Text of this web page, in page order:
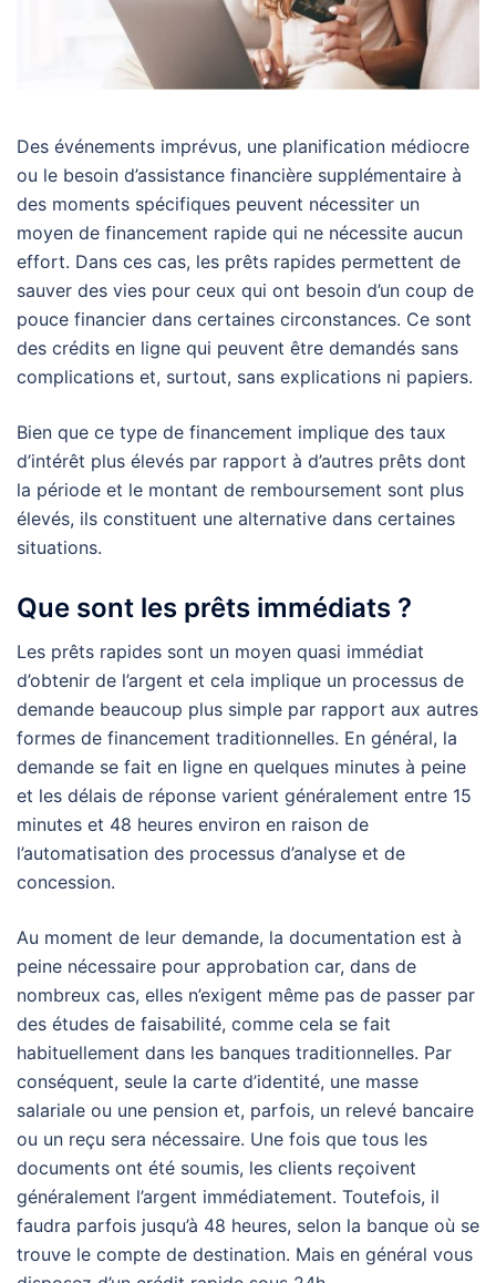
Des événements imprévus, une planification médiocre
ou le besoin d’assistance financière supplémentaire à
des moments spécifiques peuvent nécessiter un
moyen de financement rapide qui ne nécessite aucun
effort. Dans ces cas, les prêts rapides permettent de
sauver des vies pour ceux qui ont besoin d’un coup de
pouce financier dans certaines circonstances. Ce sont
des crédits en ligne qui peuvent être demandés sans
complications et, surtout, sans explications ni papiers.
Bien que ce type de financement implique des taux
d’intérêt plus élevés par rapport à d’autres prêts dont
la période et le montant de remboursement sont plus
élevés, ils constituent une alternative dans certaines
situations.
Que sont les prêts immédiats ?
Les prêts rapides sont un moyen quasi immédiat
d’obtenir de l’argent et cela implique un processus de
demande beaucoup plus simple par rapport aux autres
formes de financement traditionnelles. En général, la
demande se fait en ligne en quelques minutes à peine
et les délais de réponse varient généralement entre 15
minutes et 48 heures environ en raison de
l’automatisation des processus d’analyse et de
concession.
Au moment de leur demande, la documentation est à
peine nécessaire pour approbation car, dans de
nombreux cas, elles n’exigent même pas de passer par
des études de faisabilité, comme cela se fait
habituellement dans les banques traditionnelles. Par
conséquent, seule la carte d’identité, une masse
salariale ou une pension et, parfois, un relevé bancaire
ou un reçu sera nécessaire. Une fois que tous les
documents ont été soumis, les clients reçoivent
généralement l’argent immédiatement. Toutefois, il
faudra parfois jusqu’à 48 heures, selon la banque où se
trouve le compte de destination. Mais en général vous